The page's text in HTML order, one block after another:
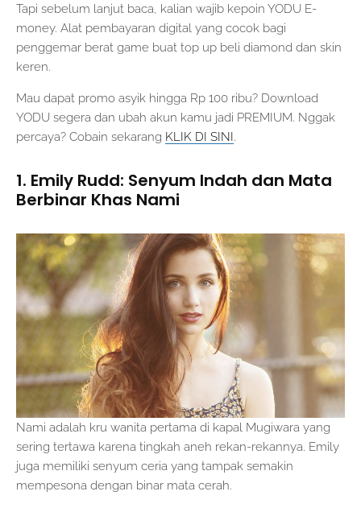
Tapi sebelum lanjut baca, kalian wajib kepoin YODU E-
money. Alat pembayaran digital yang cocok bagi
penggemar berat game buat top up beli diamond dan skin
keren.
Mau dapat promo asyik hingga Rp 100 ribu? Download
YODU segera dan ubah akun kamu jadi PREMIUM. Nggak
percaya? Cobain sekarang KLIK DI SINI.
1. Emily Rudd: Senyum Indah dan Mata
Berbinar Khas Nami
Nami adalah kru wanita pertama di kapal Mugiwara yang
sering tertawa karena tingkah aneh rekan-rekannya. Emily
juga memiliki senyum ceria yang tampak semakin
mempesona dengan binar mata cerah.